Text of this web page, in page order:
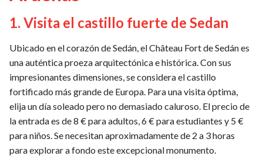
1. Visita el castillo fuerte de Sedan
Ubicado en el corazón de Sedán, el Château Fort de Sedán es
una auténtica proeza arquitectónica e histórica. Con sus
impresionantes dimensiones, se considera el castillo
fortificado más grande de Europa. Para una visita óptima,
elija un día soleado pero no demasiado caluroso. El precio de
la entrada es de 8 € para adultos, 6 € para estudiantes y 5 €
para niños. Se necesitan aproximadamente de 2 a 3 horas
para explorar a fondo este excepcional monumento.